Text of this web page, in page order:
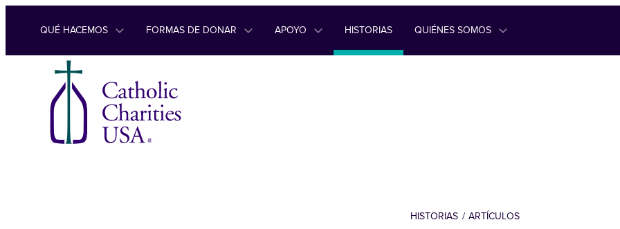
Ir al contenido
QUÉ HACEMOS FORMAS DE DONAR APOYO HISTORIAS QUIÉNES SOMOS
HISTORIAS ARTÍCULOS